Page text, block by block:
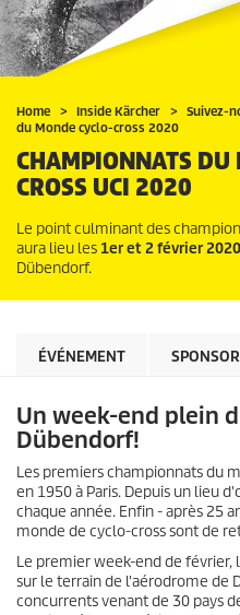
Home Inside Kärcher Suivez-
du Monde cyclo-cross 2020
CHAMPIONNATS DU
CROSS UCI 2020
Le point culminant des
aura lieu les 1er et 2 février 2020
Dübendorf.
ÉVÉNEMENT
Un week-end plein
Dübendorf!
Les premiers championnats du
en 1950 à Paris. Depuis un lieu
chaque année. Enfin - après 25
monde de cyclo-cross sont de
Le premier week-end de février,
sur le terrain de l'aérodrome de
concurrents venant de 30 pays